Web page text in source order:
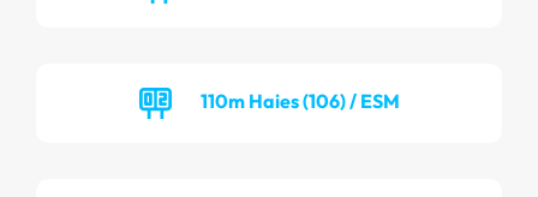
110m Haies (106) / ESM